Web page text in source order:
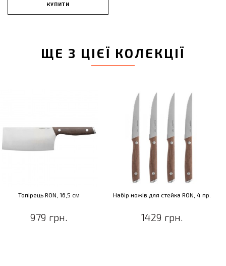
КУПИТИ
ЩЕ З ЦІЄЇ КОЛЕКЦІЇ
Топірець RON, 16,5 см
979 грн.
Набір ножів для стейка RON, 4 пр.
1429 грн.